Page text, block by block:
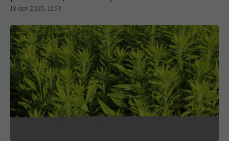
18 apr 2025, 11:59